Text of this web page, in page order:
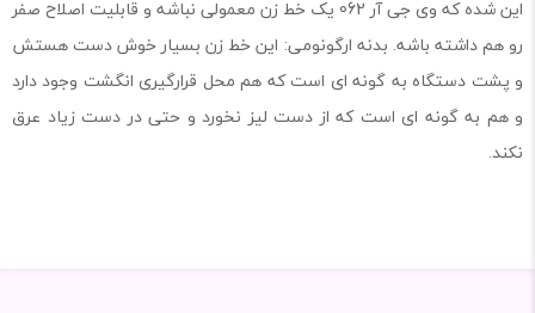
این شده که وی جی آر 062 یک خط زن معمولی نباشه و قابلیت اصلاح صفر
رو هم داشته باشه. بدنه ارگونومی: این خط زن بسیار خوش دست هستش
و پشت دستگاه به گونه ای است که هم محل قرارگیری انگشت وجود دارد
و هم به گونه ای است که از دست لیز نخورد و حتی در دست زیاد عرق
نکند.